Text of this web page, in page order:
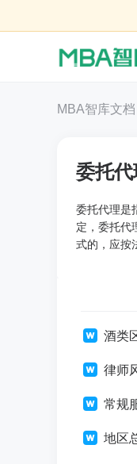
MBA智库文档
委托代
委托代理是
定，委托代
式的，应按
酒类
律师
常规
地区